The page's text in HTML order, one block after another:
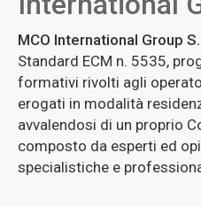
MCO International Group
Standard ECM n. 5535,
formativi rivolti agli
erogati in modalità
avvalendosi di un proprio
composto da esperti ed
specialistiche e